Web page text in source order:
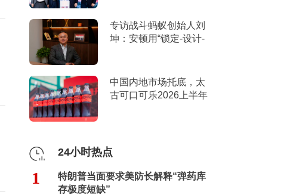
专访战斗蚂蚁创始人刘
坤：安顿用“锁定-设计-
中国内地市场托底，太
古可口可乐2026上半年
24小时热点
1
特朗普当面要求美防长解释“弹药库
存极度短缺”